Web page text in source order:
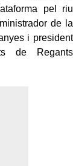
pel riu
de la
i president
de Regants